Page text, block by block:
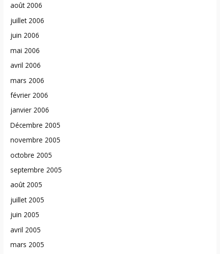
août 2006
juillet 2006
juin 2006
mai 2006
avril 2006
mars 2006
février 2006
janvier 2006
Décembre 2005
novembre 2005
octobre 2005
septembre 2005
août 2005
juillet 2005
juin 2005
avril 2005
mars 2005